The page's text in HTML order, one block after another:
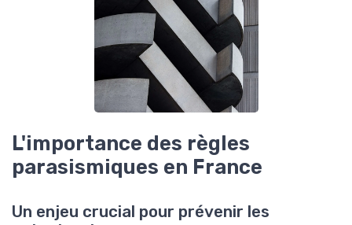
L'importance des règles
parasismiques en France
Un enjeu crucial pour prévenir les